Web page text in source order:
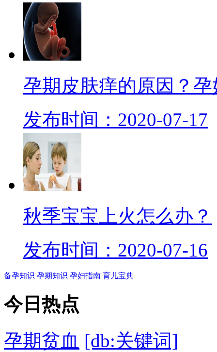
孕期皮肤痒的原因？
发布时间：2020-07-17
秋季宝宝上火怎么办？
发布时间：2020-07-16
备孕知识 孕期知识 孕妇指南 育儿宝典
今日 热点
孕期贫血 [db:关键词]